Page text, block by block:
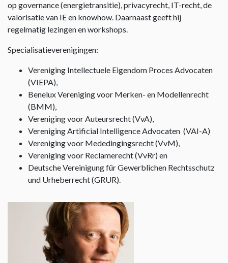
op governance (energietransitie), privacyrecht, IT-recht, de
valorisatie van IE en knowhow. Daarnaast geeft hij
regelmatig lezingen en workshops.
Specialisatieverenigingen:
Vereniging Intellectuele Eigendom Proces Advocaten
(VIEPA),
Benelux Vereniging voor Merken- en Modellenrecht
(BMM),
Vereniging voor Auteursrecht (VvA),
Vereniging Artificial Intelligence Advocaten (VAI-A)
Vereniging voor Mededingingsrecht (VvM),
Vereniging voor Reclamerecht (VvRr) en
Deutsche Vereinigung für Gewerblichen Rechtsschutz
und Urheberrecht (GRUR).